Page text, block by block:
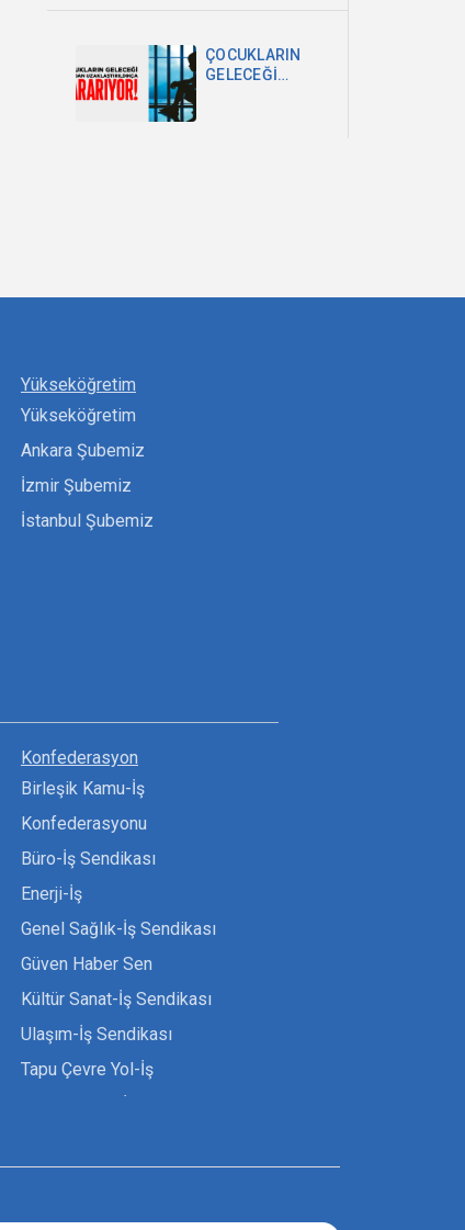
MİLLET
EGEMENLİĞİDİR
ÇOCUKLARIN
GELECEĞİ
Yükseköğretim
Yükseköğretim
Ankara Şubemiz
İzmir Şubemiz
İstanbul Şubemiz
Konfederasyon
Birleşik Kamu-İş
Konfederasyonu
Büro-İş Sendikası
Enerji-İş
Genel Sağlık-İş Sendikası
Güven Haber Sen
Kültür Sanat-İş Sendikası
Ulaşım-İş Sendikası
Tapu Çevre Yol-İş
Uzman Diyanet - Sen